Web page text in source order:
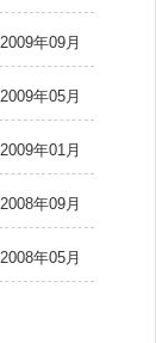
2009年09月
2009年05月
2009年01月
2008年09月
2008年05月